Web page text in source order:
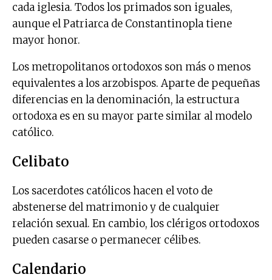
cada iglesia. Todos los primados son iguales,
aunque el Patriarca de Constantinopla tiene
mayor honor.
Los metropolitanos ortodoxos son más o menos
equivalentes a los arzobispos. Aparte de pequeñas
diferencias en la denominación, la estructura
ortodoxa es en su mayor parte similar al modelo
católico.
Celibato
Los sacerdotes católicos hacen el voto de
abstenerse del matrimonio y de cualquier
relación sexual. En cambio, los clérigos ortodoxos
pueden casarse o permanecer célibes.
Calendario